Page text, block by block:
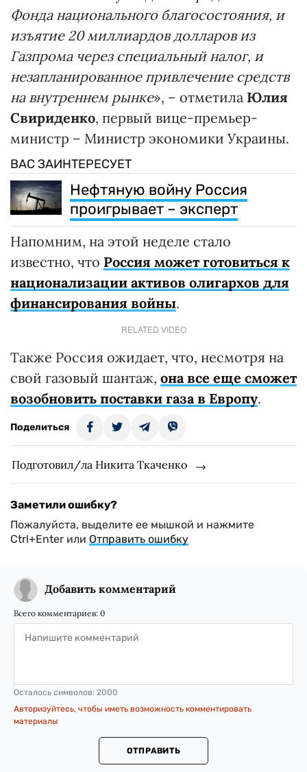
Фонда национального благосостояния, и
изъятие 20 миллиардов долларов из
Газпрома через специальный налог, и
незапланированное привлечение средств
на внутреннем рынке», – отметила Юлия
Свириденко, первый вице-премьер-
министр – Министр экономики Украины.
ВАС ЗАИНТЕРЕСУЕТ
Нефтяную войну Россия
проигрывает – эксперт
Напомним, на этой неделе стало
известно, что Россия может готовиться к
национализации активов олигархов для
финансирования войны.
RELATED VIDEO
Также Россия ожидает, что, несмотря на
свой газовый шантаж, она все еще сможет
возобновить поставки газа в Европу.
Поделиться
Подготовил/ла Никита Ткаченко
Заметили ошибку?
Пожалуйста, выделите ее мышкой и нажмите
Ctrl+Enter или Отправить ошибку
Добавить комментарий
Всего комментариев: 0
Осталось символов: 2000
Авторизуйтесь, чтобы иметь возможность комментировать
материалы
ОТПРАВИТЬ